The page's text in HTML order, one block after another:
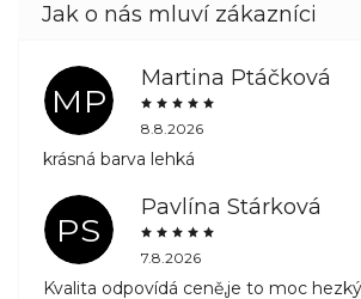
MP
Martina Ptáčková
8.8.2026
krásná barva lehká
PS
Pavlína Stárková
7.8.2026
Kvalita odpovídá ceně,je to moc